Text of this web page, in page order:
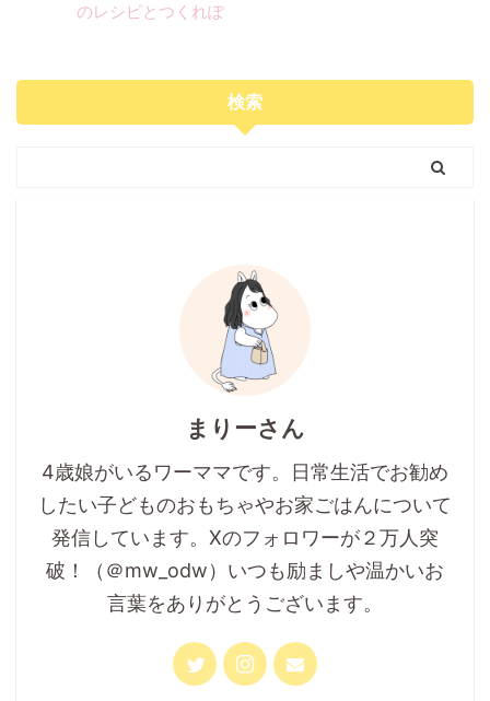
のレシピとつくれぽ
検索
まりーさん
4歳娘がいるワーママです。日常生活でお勧め
したい子どものおもちゃやお家ごはんについて
発信しています。Xのフォロワーが２万人突
破！（＠mw_odw）いつも励ましや温かいお
言葉をありがとうございます。